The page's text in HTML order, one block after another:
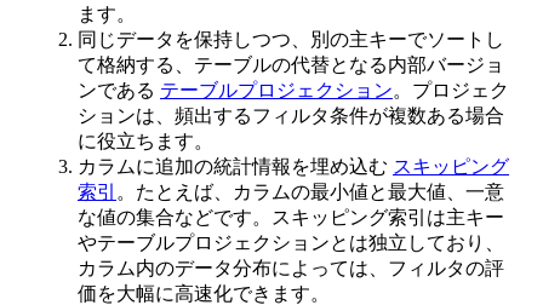
ます。
同じデータを保持しつつ、別の主キーでソートし
て格納する、テーブルの代替となる内部バージョ
ンである テーブルプロジェクション。プロジェク
ションは、頻出するフィルタ条件が複数ある場合
に役立ちます。
カラムに追加の統計情報を埋め込む スキッピング
索引 。たとえば、カラムの最小値と最大値、一意
な値の集合などです。スキッピング索引は主キー
やテーブルプロジェクションとは独立しており、
カラム内のデータ分布によっては、フィルタの評
価を大幅に高速化できます。